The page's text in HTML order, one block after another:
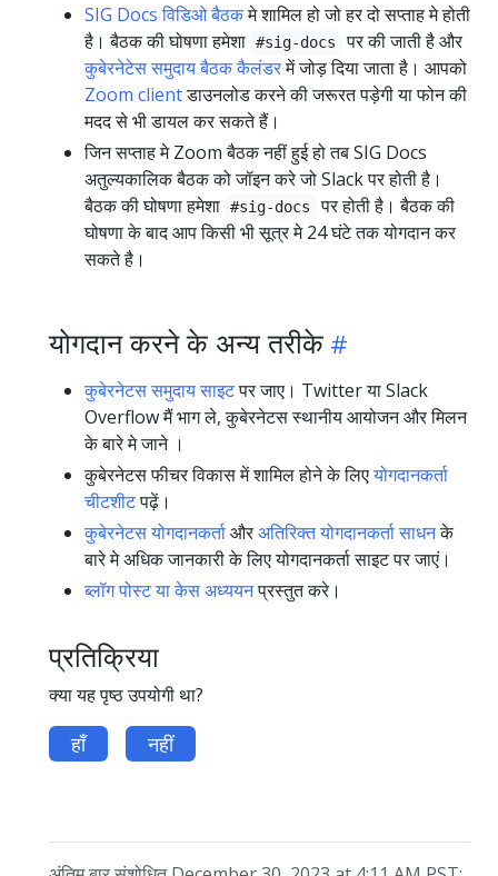
SIG Docs विडिओ बैठकमे शामिल हो जो हर दो सप्ताह मे होती
है। बैठक की घोषणा हमेशा #sig-docs
पर की जाती है और
कुबेरनेटेस समुदाय बैठक कैलंडरमें जोड़ दिया जाता है। आपको
Zoom clientडाउनलोड करने की जरूरत पड़ेगी या फोन की
मदद से भी डायल कर सकते हैं।
जिन सप्ताह मे Zoom बैठक नहीं हुई हो तब SIG Docs
अतुल्यकालिक बैठक को जॉइन करे जो Slack पर होती है।
बैठक की घोषणा हमेशा #sig-docs
पर होती है। बैठक की
घोषणा के बाद आप किसी भी सूत्र मे 24 घंटे तक योगदान कर
सकते है।
योगदान करने के अन्य तरीके
कुबेरनेटस समुदाय साइटपर जाए। Twitter या Slack
Overflow मैं भाग ले, कुबेरनेटस स्थानीय आयोजन और मिलन
के बारे मे जाने ।
कुबेरनेटस फीचर विकास में शामिल होने के लिएयोगदानकर्ता
चीटशीटपढ़ें।
कुबेरनेटस योगदानकर्ताऔरअतिरिक्त योगदानकर्ता साधनके
बारे मे अधिक जानकारी के लिए योगदानकर्ता साइट पर जाएं।
ब्लॉग पोस्ट या केस अध्ययनप्रस्तुत करे।
प्रतिक्रिया
क्या यह पृष्ठ उपयोगी था?
हाँ नहीं